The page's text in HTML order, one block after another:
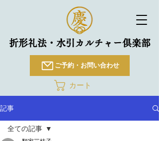
折形礼法・水引カルチャー倶楽部
ご予約・お問い合わせ
カート
記事
全ての記事